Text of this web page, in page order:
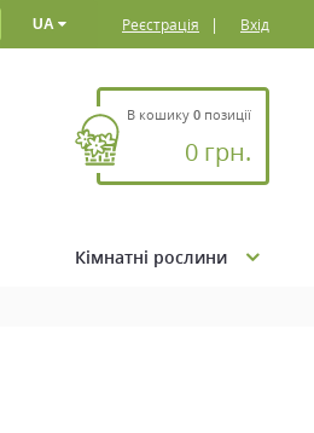
UA Реєстрація | Вхід
В кошику 0 позиції
0 грн.
Кімнатні рослини